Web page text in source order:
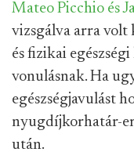
Mateo Picchio és
vizsgálva arra volt
és fizikai
vonulásnak. Ha
egészségjavulást
nyugdíjkorhatár-
után.